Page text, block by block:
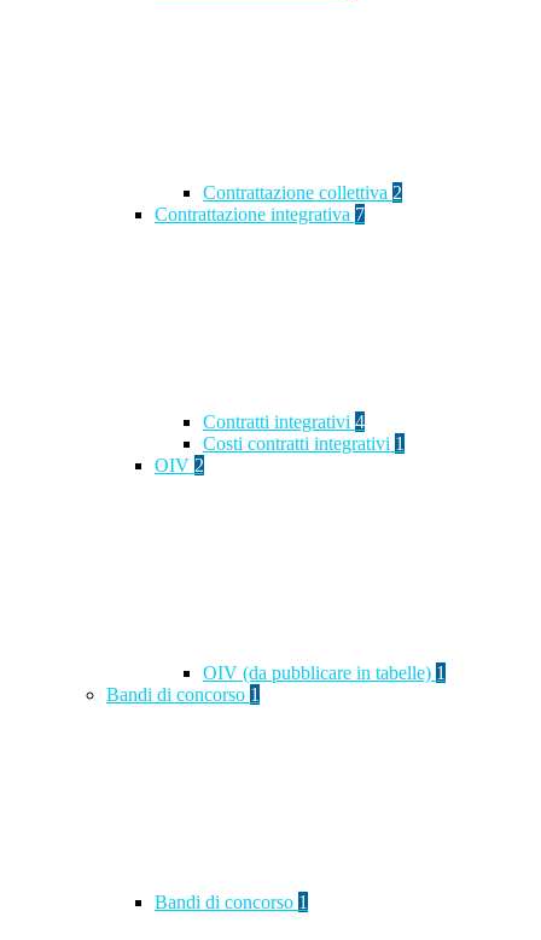
Contrattazione collettiva 2
Contrattazione integrativa 7
Contratti integrativi 4
Costi contratti integrativi 1
OIV 2
OIV (da pubblicare in tabelle) 1
Bandi di concorso 1
Bandi di concorso 1